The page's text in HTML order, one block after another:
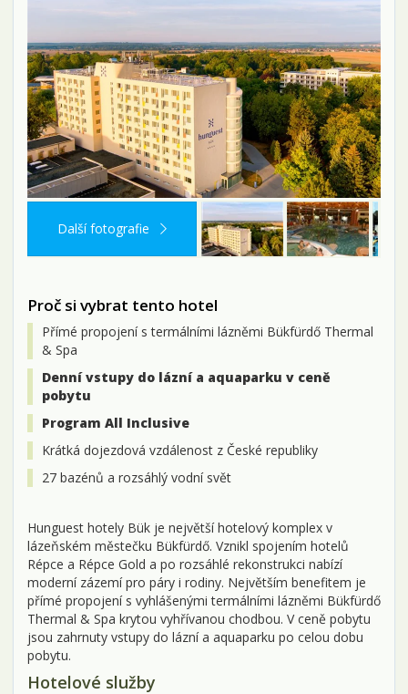
Další fotografie
Proč si vybrat tento hotel
Přímé propojení s termálními lázněmi Bükfürdő Thermal
& Spa
Denní vstupy do lázní a aquaparku v ceně
pobytu
Program All Inclusive
Krátká dojezdová vzdálenost z České republiky
27 bazénů a rozsáhlý vodní svět
Hunguest hotely Bük je největší hotelový komplex v
lázeňském městečku Bükfürdő. Vznikl spojením hotelů
Répce a Répce Gold a po rozsáhlé rekonstrukci nabízí
moderní zázemí pro páry i rodiny. Největším benefitem je
přímé propojení s vyhlášenými termálními lázněmi Bükfürdő
Thermal & Spa krytou vyhřívanou chodbou. V ceně pobytu
jsou zahrnuty vstupy do lázní a aquaparku po celou dobu
pobytu.
Hotelové služby